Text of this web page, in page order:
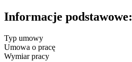
Informacje podstawowe:
Typ umowy
Umowa o pracę
Wymiar pracy